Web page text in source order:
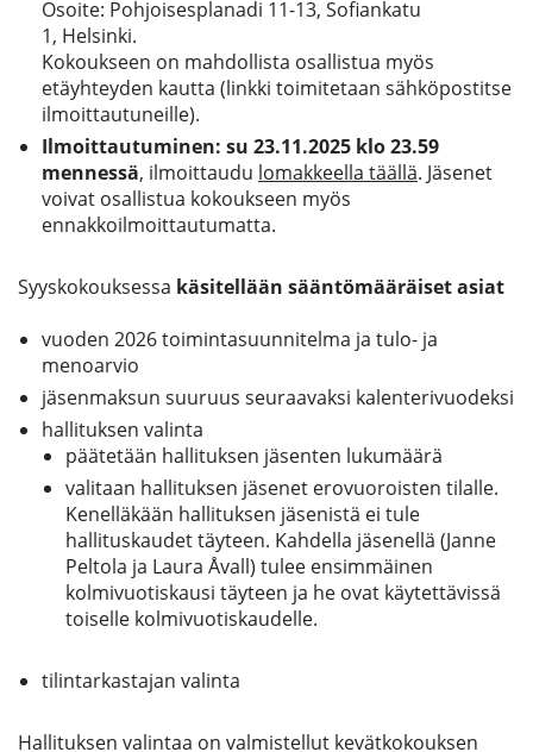
Osoite: Pohjoisesplanadi 11-13, Sofiankatu
1, Helsinki.
Kokoukseen on mahdollista osallistua myös
etäyhteyden kautta (linkki toimitetaan sähköpostitse
ilmoittautuneille).
Ilmoittautuminen: su 23.11.2025 klo 23.59
mennessä, ilmoittaudu lomakkeella täällä. Jäsenet
voivat osallistua kokoukseen myös
ennakkoilmoittautumatta.
Syyskokouksessa käsitellään sääntömääräiset asiat
vuoden 2026 toimintasuunnitelma ja tulo- ja
menoarvio
jäsenmaksun suuruus seuraavaksi kalenterivuodeksi
hallituksen valinta
päätetään hallituksen jäsenten lukumäärä
valitaan hallituksen jäsenet erovuoroisten tilalle.
Kenelläkään hallituksen jäsenistä ei tule
hallituskaudet täyteen. Kahdella jäsenellä (Janne
Peltola ja Laura Åvall) tulee ensimmäinen
kolmivuotiskausi täyteen ja he ovat käytettävissä
toiselle kolmivuotiskaudelle.
tilintarkastajan valinta
Hallituksen valintaa on valmistellut kevätkokouksen